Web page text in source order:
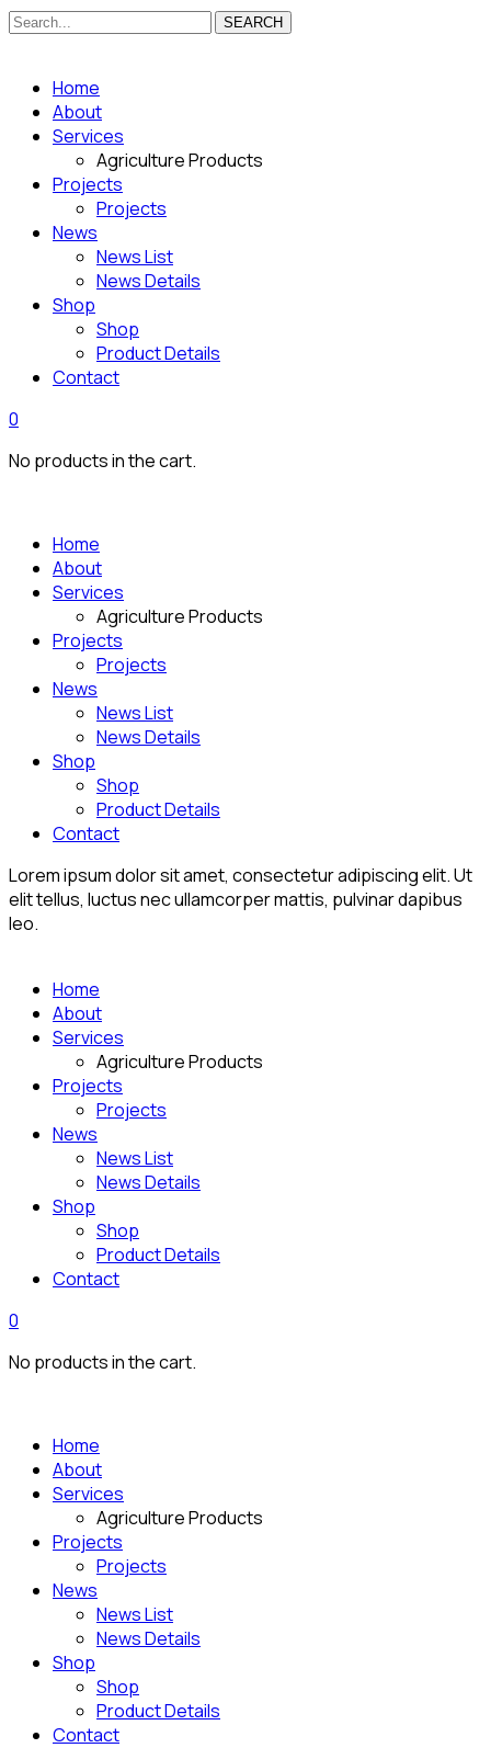
SEARCH
Home
About
Services
Agriculture Products
Projects
Projects
News
News List
News Details
Shop
Shop
Product Details
Contact
0
No products in the cart.
Home
About
Services
Agriculture Products
Projects
Projects
News
News List
News Details
Shop
Shop
Product Details
Contact
Lorem ipsum dolor sit amet, consectetur adipiscing elit. Ut
elit tellus, luctus nec ullamcorper mattis, pulvinar dapibus
leo.
Home
About
Services
Agriculture Products
Projects
Projects
News
News List
News Details
Shop
Shop
Product Details
Contact
0
No products in the cart.
Home
About
Services
Agriculture Products
Projects
Projects
News
News List
News Details
Shop
Shop
Product Details
Contact